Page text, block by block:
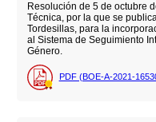
Resolución de 5 de octubre
Técnica, por la que se
Tordesillas, para la
al Sistema de Seguimiento
Género.
PDF (BOE-A-2021-